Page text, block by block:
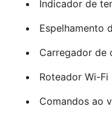
Indicador de
Espelhamento
Carregador de
Roteador Wi-Fi
Comandos ao